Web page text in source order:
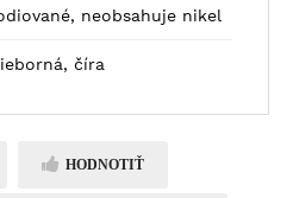
neobsahuje nikel
číra
HODNOTIŤ